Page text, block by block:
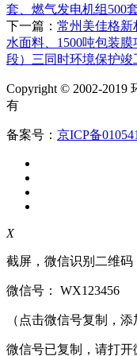
套、燃气发电机组500
下一篇： 常州美佳格新
水面料、1500吨包装
段）三同时环境保护竣
Copyright © 2002-
有
备案号： 京ICP备
X
截屏，微信识别二维码
微信号： WX123456
（点击微信号复制，添
微信号已复制，请打开